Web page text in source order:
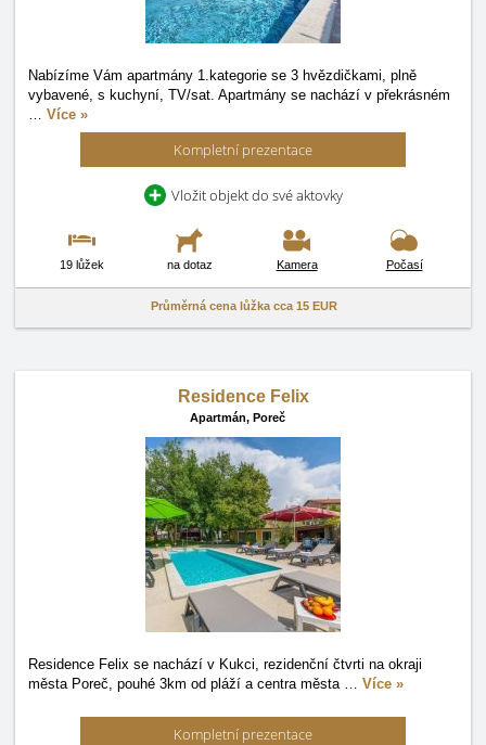
Nabízíme Vám apartmány 1.kategorie se 3 hvězdičkami, plně
vybavené, s kuchyní, TV/sat. Apartmány se nachází v překrásném
… Více »
Kompletní prezentace
Vložit objekt do své aktovky
19 lůžek na dotaz Kamera Počasí
Průměrná cena lůžka cca 15 EUR
Residence Felix
Apartmán, Poreč
Residence Felix se nachází v Kukci, rezidenční čtvrti na okraji
města Poreč, pouhé 3km od pláží a centra města … Více »
Kompletní prezentace